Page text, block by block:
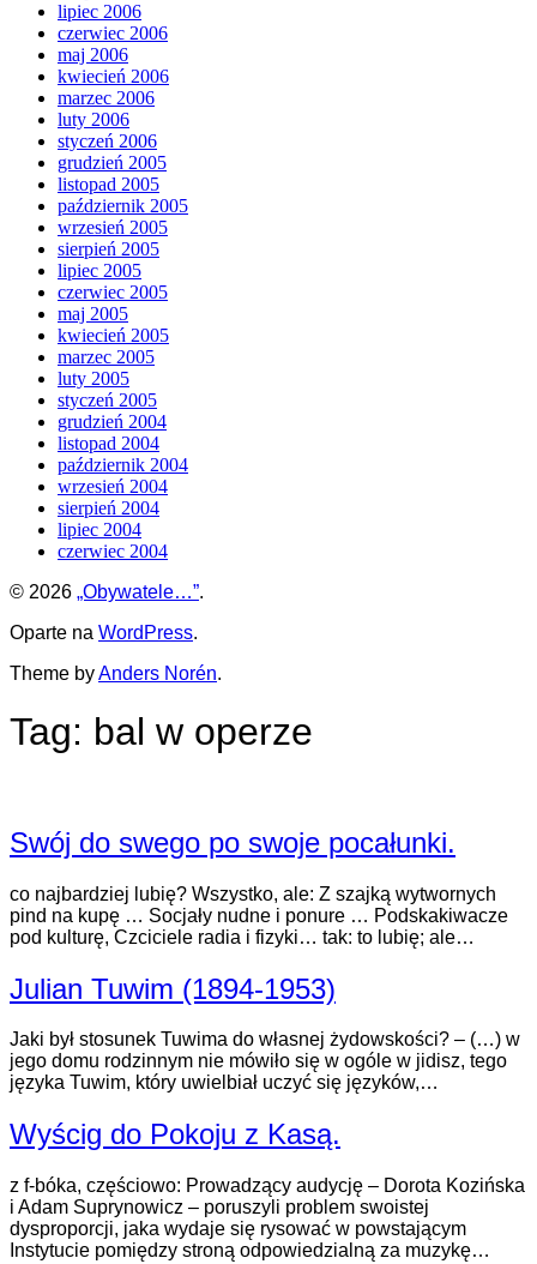
lipiec 2006
czerwiec 2006
maj 2006
kwiecień 2006
marzec 2006
luty 2006
styczeń 2006
grudzień 2005
listopad 2005
październik 2005
wrzesień 2005
sierpień 2005
lipiec 2005
czerwiec 2005
maj 2005
kwiecień 2005
marzec 2005
luty 2005
styczeń 2005
grudzień 2004
listopad 2004
październik 2004
wrzesień 2004
sierpień 2004
lipiec 2004
czerwiec 2004
© 2026 „Obywatele…”.
Oparte na WordPress.
Theme byAnders Norén.
Tag: bal w operze
Swój do swego po swoje pocałunki.
co najbardziej lubię? Wszystko, ale: Z szajką wytwornych
pind na kupę … Socjały nudne i ponure … Podskakiwacze
pod kulturę, Czciciele radia i fizyki… tak: to lubię; ale…
Julian Tuwim (1894-1953)
Jaki był stosunek Tuwima do własnej żydowskości? – (…) w
jego domu rodzinnym nie mówiło się w ogóle w jidisz, tego
języka Tuwim, który uwielbiał uczyć się języków,…
Wyścig do Pokoju z Kasą.
z f-bóka, częściowo: Prowadzący audycję – Dorota Kozińska
i Adam Suprynowicz – poruszyli problem swoistej
dysproporcji, jaka wydaje się rysować w powstającym
Instytucie pomiędzy stroną odpowiedzialną za muzykę…